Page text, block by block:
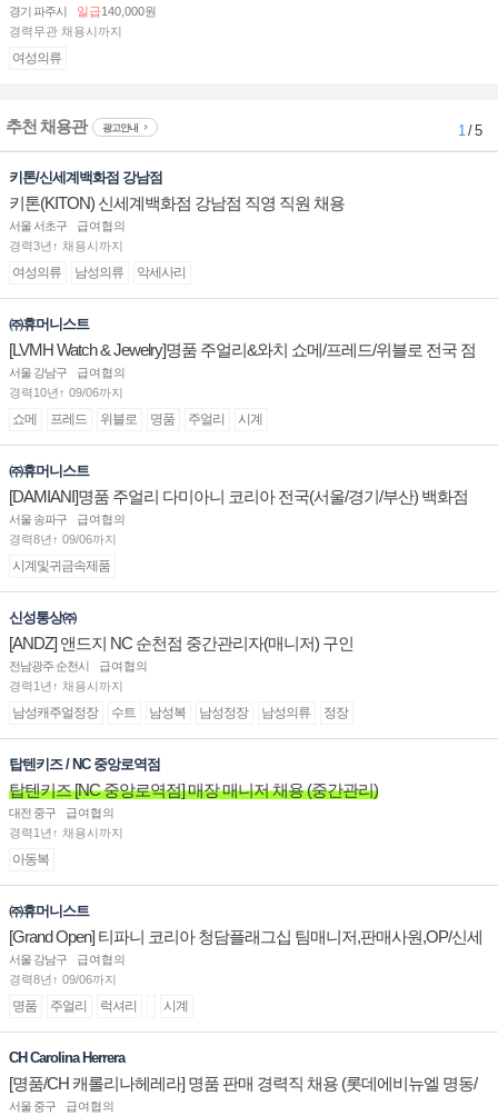
경기 파주시 일급140,000원
경력무관 채용시까지
여성의류
추천 채용관 광고안내 1/ 5
키톤/신세계백화점 강남점
키톤(KITON) 신세계백화점 강남점 직영 직원 채용
서울 서초구
급여협의
경력3년↑ 채용시까지
여성의류 남성의류 악세사리
㈜휴머니스트
[LVMH Watch & Jewelry]명품 주얼리&와치 쇼메/프레드/위블로 전국 점
장/부점장/판매사원 채용
서울 강남구
급여협의
경력10년↑ 09/06까지
쇼메 프레드 위블로 명품 주얼리 시계
㈜휴머니스트
[DAMIANI]명품 주얼리 다미아니 코리아 전국(서울/경기/부산) 백화점
부점장/판매사원 채용
서울 송파구
급여협의
경력8년↑ 09/06까지
시계및귀금속제품
신성통상㈜
[ANDZ] 앤드지 NC 순천점 중간관리자(매니저) 구인
전남광주 순천시
급여협의
경력1년↑ 채용시까지
남성캐주얼정장 수트 남성복 남성정장 남성의류 정장
탑텐키즈 / NC 중앙로역점
탑텐키즈 [NC 중앙로역점] 매장 매니저 채용 (중간관리)
대전 중구
급여협의
경력1년↑ 채용시까지
아동복
㈜휴머니스트
[Grand Open] 티파니 코리아 청담플래그십 팀매니저,판매사원,OP/신세
계대전 판매사원 채용
서울 강남구
급여협의
경력8년↑ 09/06까지
명품 주얼리 럭셔리 시계
CH Carolina Herrera
[명품/CH 캐롤리나헤레라] 명품 판매 경력직 채용 (롯데에비뉴엘 명동/
잠실/부산)
서울 중구
급여협의